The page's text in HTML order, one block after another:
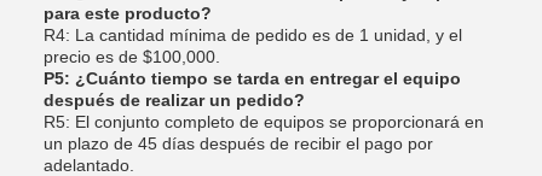
para este producto?
R4: La cantidad mínima de pedido es de 1 unidad, y el
precio es de $100,000.
P5: ¿Cuánto tiempo se tarda en entregar el equipo
después de realizar un pedido?
R5: El conjunto completo de equipos se proporcionará en
un plazo de 45 días después de recibir el pago por
adelantado.